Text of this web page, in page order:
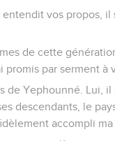
vos propos, il
de cette
promis par serment à
de Yephounné. Lui, il
descendants, le
accompli